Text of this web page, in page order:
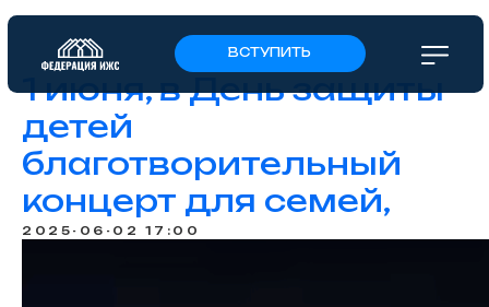
ВСТУПИТЬ
1 июня, в День защиты
детей
благотворительный
концерт для семей,
2025-06-02 17:00